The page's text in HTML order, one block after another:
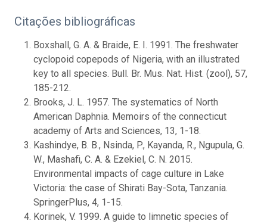
Citações bibliográficas
Boxshall, G. A. & Braide, E. I. 1991. The freshwater
cyclopoid copepods of Nigeria, with an illustrated
key to all species. Bull. Br. Mus. Nat. Hist. (zool), 57,
185-212.
Brooks, J. L. 1957. The systematics of North
American Daphnia. Memoirs of the connecticut
academy of Arts and Sciences, 13, 1-18.
Kashindye, B. B., Nsinda, P., Kayanda, R., Ngupula, G.
W., Mashafi, C. A. & Ezekiel, C. N. 2015.
Environmental impacts of cage culture in Lake
Victoria: the case of Shirati Bay-Sota, Tanzania.
SpringerPlus, 4, 1-15.
Korinek, V. 1999. A guide to limnetic species of